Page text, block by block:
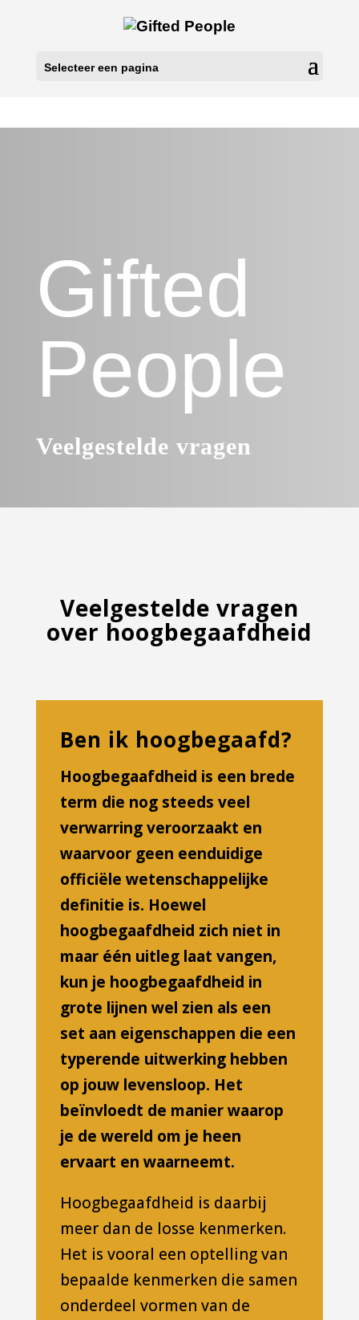
Selecteer een pagina
Gifted
People
Veelgestelde vragen
Veelgestelde vragen
over hoogbegaafdheid
Ben ik hoogbegaafd?
Hoogbegaafdheid is een brede
term die nog steeds veel
verwarring veroorzaakt en
waarvoor geen eenduidige
officiële wetenschappelijke
definitie is. Hoewel
hoogbegaafdheid zich niet in
maar één uitleg laat vangen,
kun je hoogbegaafdheid in
grote lijnen wel zien als een
set aan eigenschappen die een
typerende uitwerking hebben
op jouw levensloop. Het
beïnvloedt de manier waarop
je de wereld om je heen
ervaart en waarneemt.
Hoogbegaafdheid is daarbij
meer dan de losse kenmerken.
Het is vooral een optelling van
bepaalde kenmerken die samen
onderdeel vormen van de